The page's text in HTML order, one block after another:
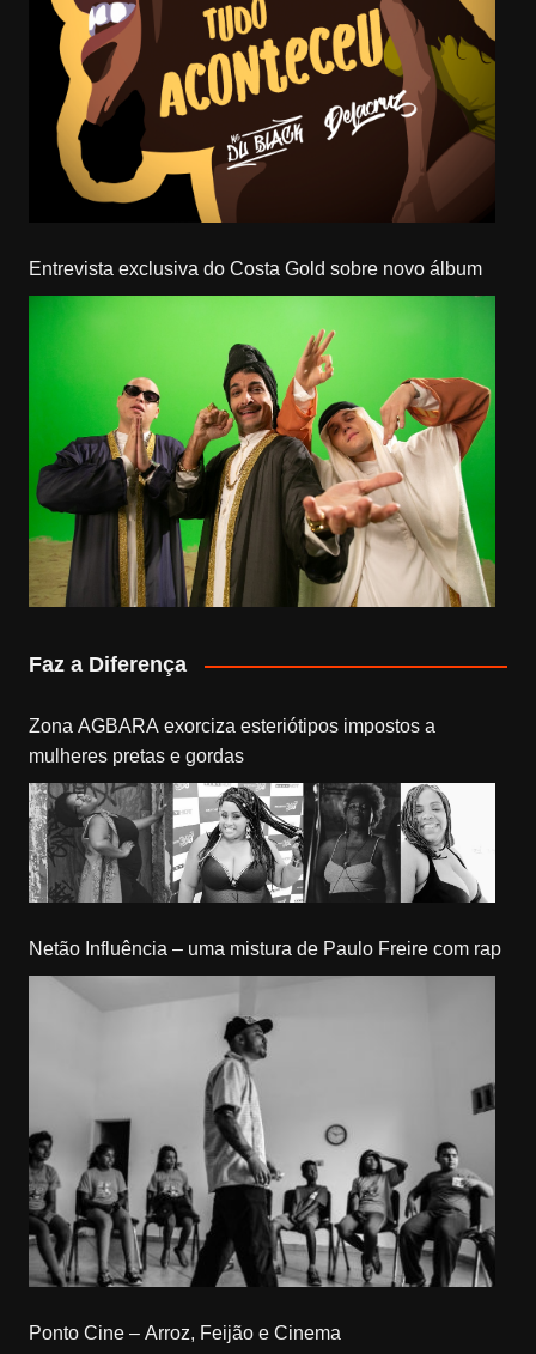
Entrevista exclusiva do Costa Gold sobre novo álbum
Faz a Diferença
Zona AGBARA exorciza esteriótipos impostos a
mulheres pretas e gordas
Netão Influência – uma mistura de Paulo Freire com rap
Ponto Cine – Arroz, Feijão e Cinema